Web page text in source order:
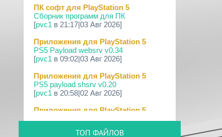
18 Мар 2026
[PS3] Программное Обеспечение 4.93
для PlayStation...
17 Мар 2026
[PS4] Программное Обеспечение
13.50 для PlayStatio...
17 Мар 2026
[PS5] Программное Обеспечение
26.02-13.00.00 для P...
19 Фев 2026
[PS3] PS3HEN v3.4.1
ПК софт для PlayStation 5
Сборник программ для ПК
[pvc1 в 21:17|03 Авг 2026]
Приложения для PlayStation 5
PS5 Payload websrv v0.34
[pvc1 в 09:02|03 Авг 2026]
Приложения для PlayStation 5
PS5 payload shsrv v0.20
[pvc1 в 20:58|02 Авг 2026]
Приложения для PlayStation 5
в 20:57|02 Авг 2026]
ТОП ФАЙЛОВ